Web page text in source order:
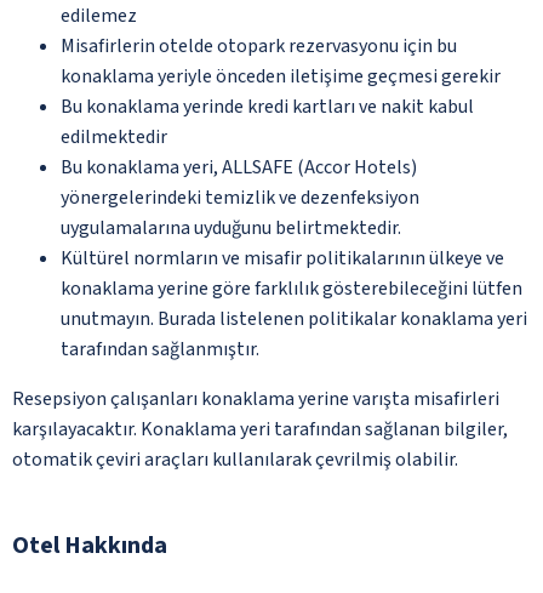
edilemez
Misafirlerin otelde otopark rezervasyonu için bu
konaklama yeriyle önceden iletişime geçmesi gerekir
Bu konaklama yerinde kredi kartları ve nakit kabul
edilmektedir
Bu konaklama yeri, ALLSAFE (Accor Hotels)
yönergelerindeki temizlik ve dezenfeksiyon
uygulamalarına uyduğunu belirtmektedir.
Kültürel normların ve misafir politikalarının ülkeye ve
konaklama yerine göre farklılık gösterebileceğini lütfen
unutmayın. Burada listelenen politikalar konaklama yeri
tarafından sağlanmıştır.
Resepsiyon çalışanları konaklama yerine varışta misafirleri
karşılayacaktır. Konaklama yeri tarafından sağlanan bilgiler,
otomatik çeviri araçları kullanılarak çevrilmiş olabilir.
Otel Hakkında